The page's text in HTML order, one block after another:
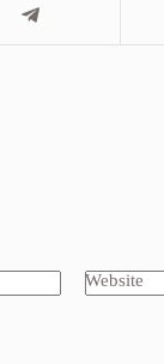
Website